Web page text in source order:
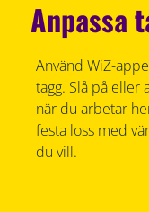
Anpassa
Använd WiZ-
tagg. Slå på eller
när du arbetar
festa loss med
du vill.